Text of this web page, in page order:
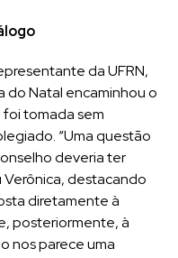
da UFRN,
do Natal encaminhou o
tomada sem
“Uma questão
deveria ter
Verônica, destacando
diretamente à
posteriormente, à
nos parece uma